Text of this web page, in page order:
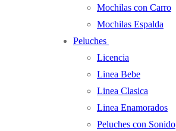
Mochilas con Carro
Mochilas Espalda
Peluches
Licencia
Linea Bebe
Linea Clasica
Linea Enamorados
Peluches con Sonido